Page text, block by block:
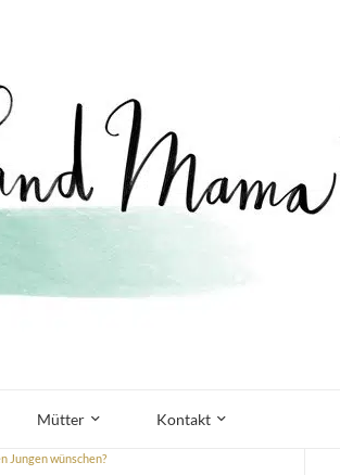
Mütter Kontakt
Jungen wünschen?